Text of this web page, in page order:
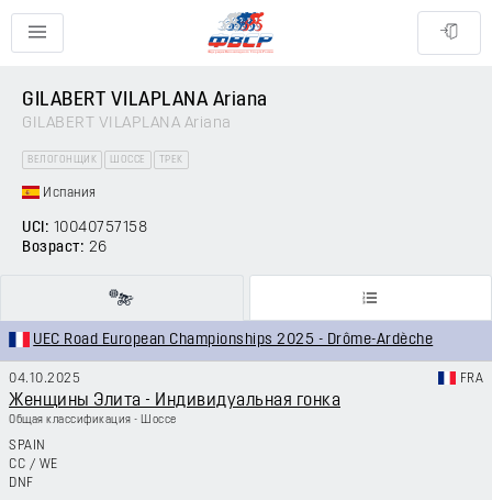
GILABERT VILAPLANA Ariana
GILABERT VILAPLANA Ariana
ВЕЛОГОНЩИК ШОССЕ ТРЕК
Испания
UCI: 10040757158
Возраст: 26
UEC Road European Championships 2025 - Drôme-Ardèche
04.10.2025 FRA
Женщины Элита - Индивидуальная гонка
Общая классификация - Шоссе
SPAIN
CC / WE
DNF